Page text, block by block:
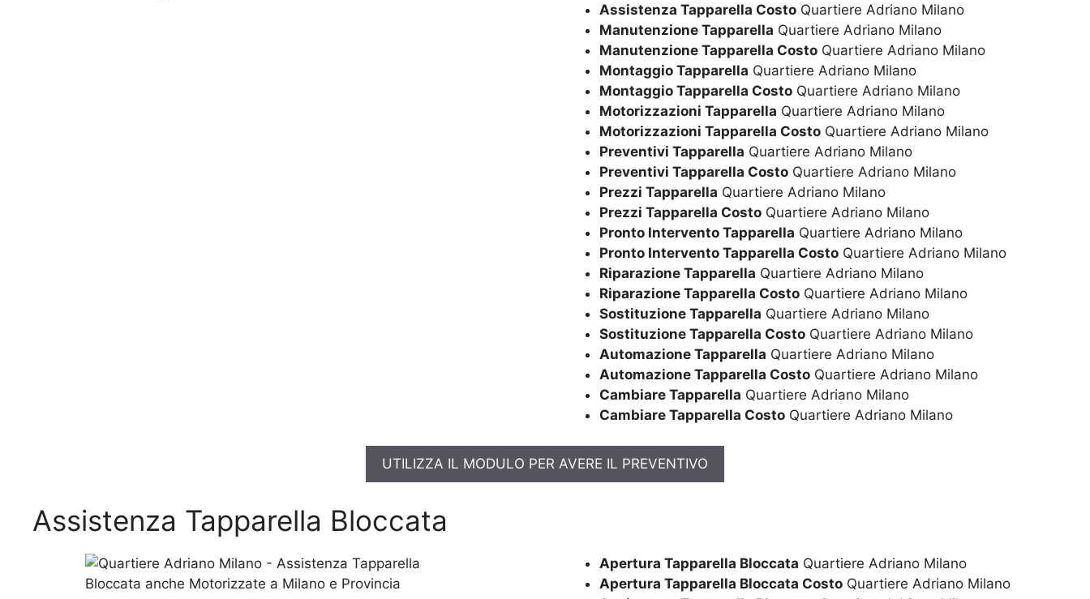
Assistenza Tapparella Costo Quartiere Adriano Milano
Manutenzione Tapparella Quartiere Adriano Milano
Manutenzione Tapparella Costo Quartiere Adriano Milano
Montaggio Tapparella Quartiere Adriano Milano
Montaggio Tapparella Costo Quartiere Adriano Milano
Motorizzazioni Tapparella Quartiere Adriano Milano
Motorizzazioni Tapparella Costo Quartiere Adriano Milano
Preventivi Tapparella Quartiere Adriano Milano
Preventivi Tapparella Costo Quartiere Adriano Milano
Prezzi Tapparella Quartiere Adriano Milano
Prezzi Tapparella Costo Quartiere Adriano Milano
Pronto Intervento Tapparella Quartiere Adriano Milano
Pronto Intervento Tapparella Costo Quartiere Adriano Milano
Riparazione Tapparella Quartiere Adriano Milano
Riparazione Tapparella Costo Quartiere Adriano Milano
Sostituzione Tapparella Quartiere Adriano Milano
Sostituzione Tapparella Costo Quartiere Adriano Milano
Automazione Tapparella Quartiere Adriano Milano
Automazione Tapparella Costo Quartiere Adriano Milano
Cambiare Tapparella Quartiere Adriano Milano
Cambiare Tapparella Costo Quartiere Adriano Milano
UTILIZZA IL MODULO PER AVERE IL PREVENTIVO
Assistenza Tapparella Bloccata
Apertura Tapparella Bloccata Quartiere Adriano Milano
Apertura Tapparella Bloccata Costo Quartiere Adriano Milano